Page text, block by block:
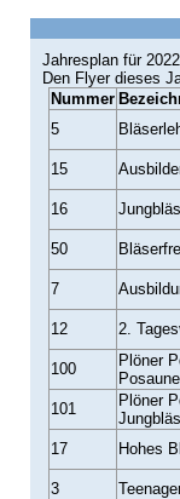
Jahresplan für
Den Flyer dieses
Nummer
5
15
16
50
7
12 2.
100
Plöner
101
Plöner
17 Hohes
3